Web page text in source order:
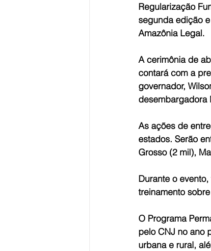
Regularização
segunda edição
Amazônia Legal.
A cerimônia de
contará com a
governador,
desembargadora
As ações de
estados. Serão
Grosso (2 mil),
Durante o
treinamento
O Programa
pelo CNJ no ano
urbana e rural,